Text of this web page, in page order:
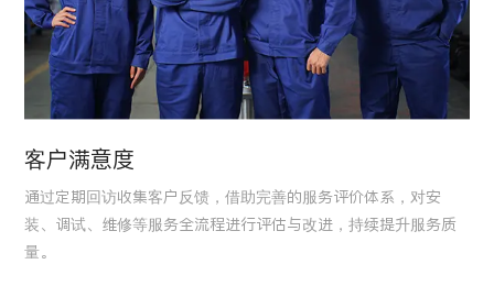
客户满意度
通过定期回访收集客户反馈，借助完善的服务评价体系，对安
装、调试、维修等服务全流程进行评估与改进，持续提升服务质
量。